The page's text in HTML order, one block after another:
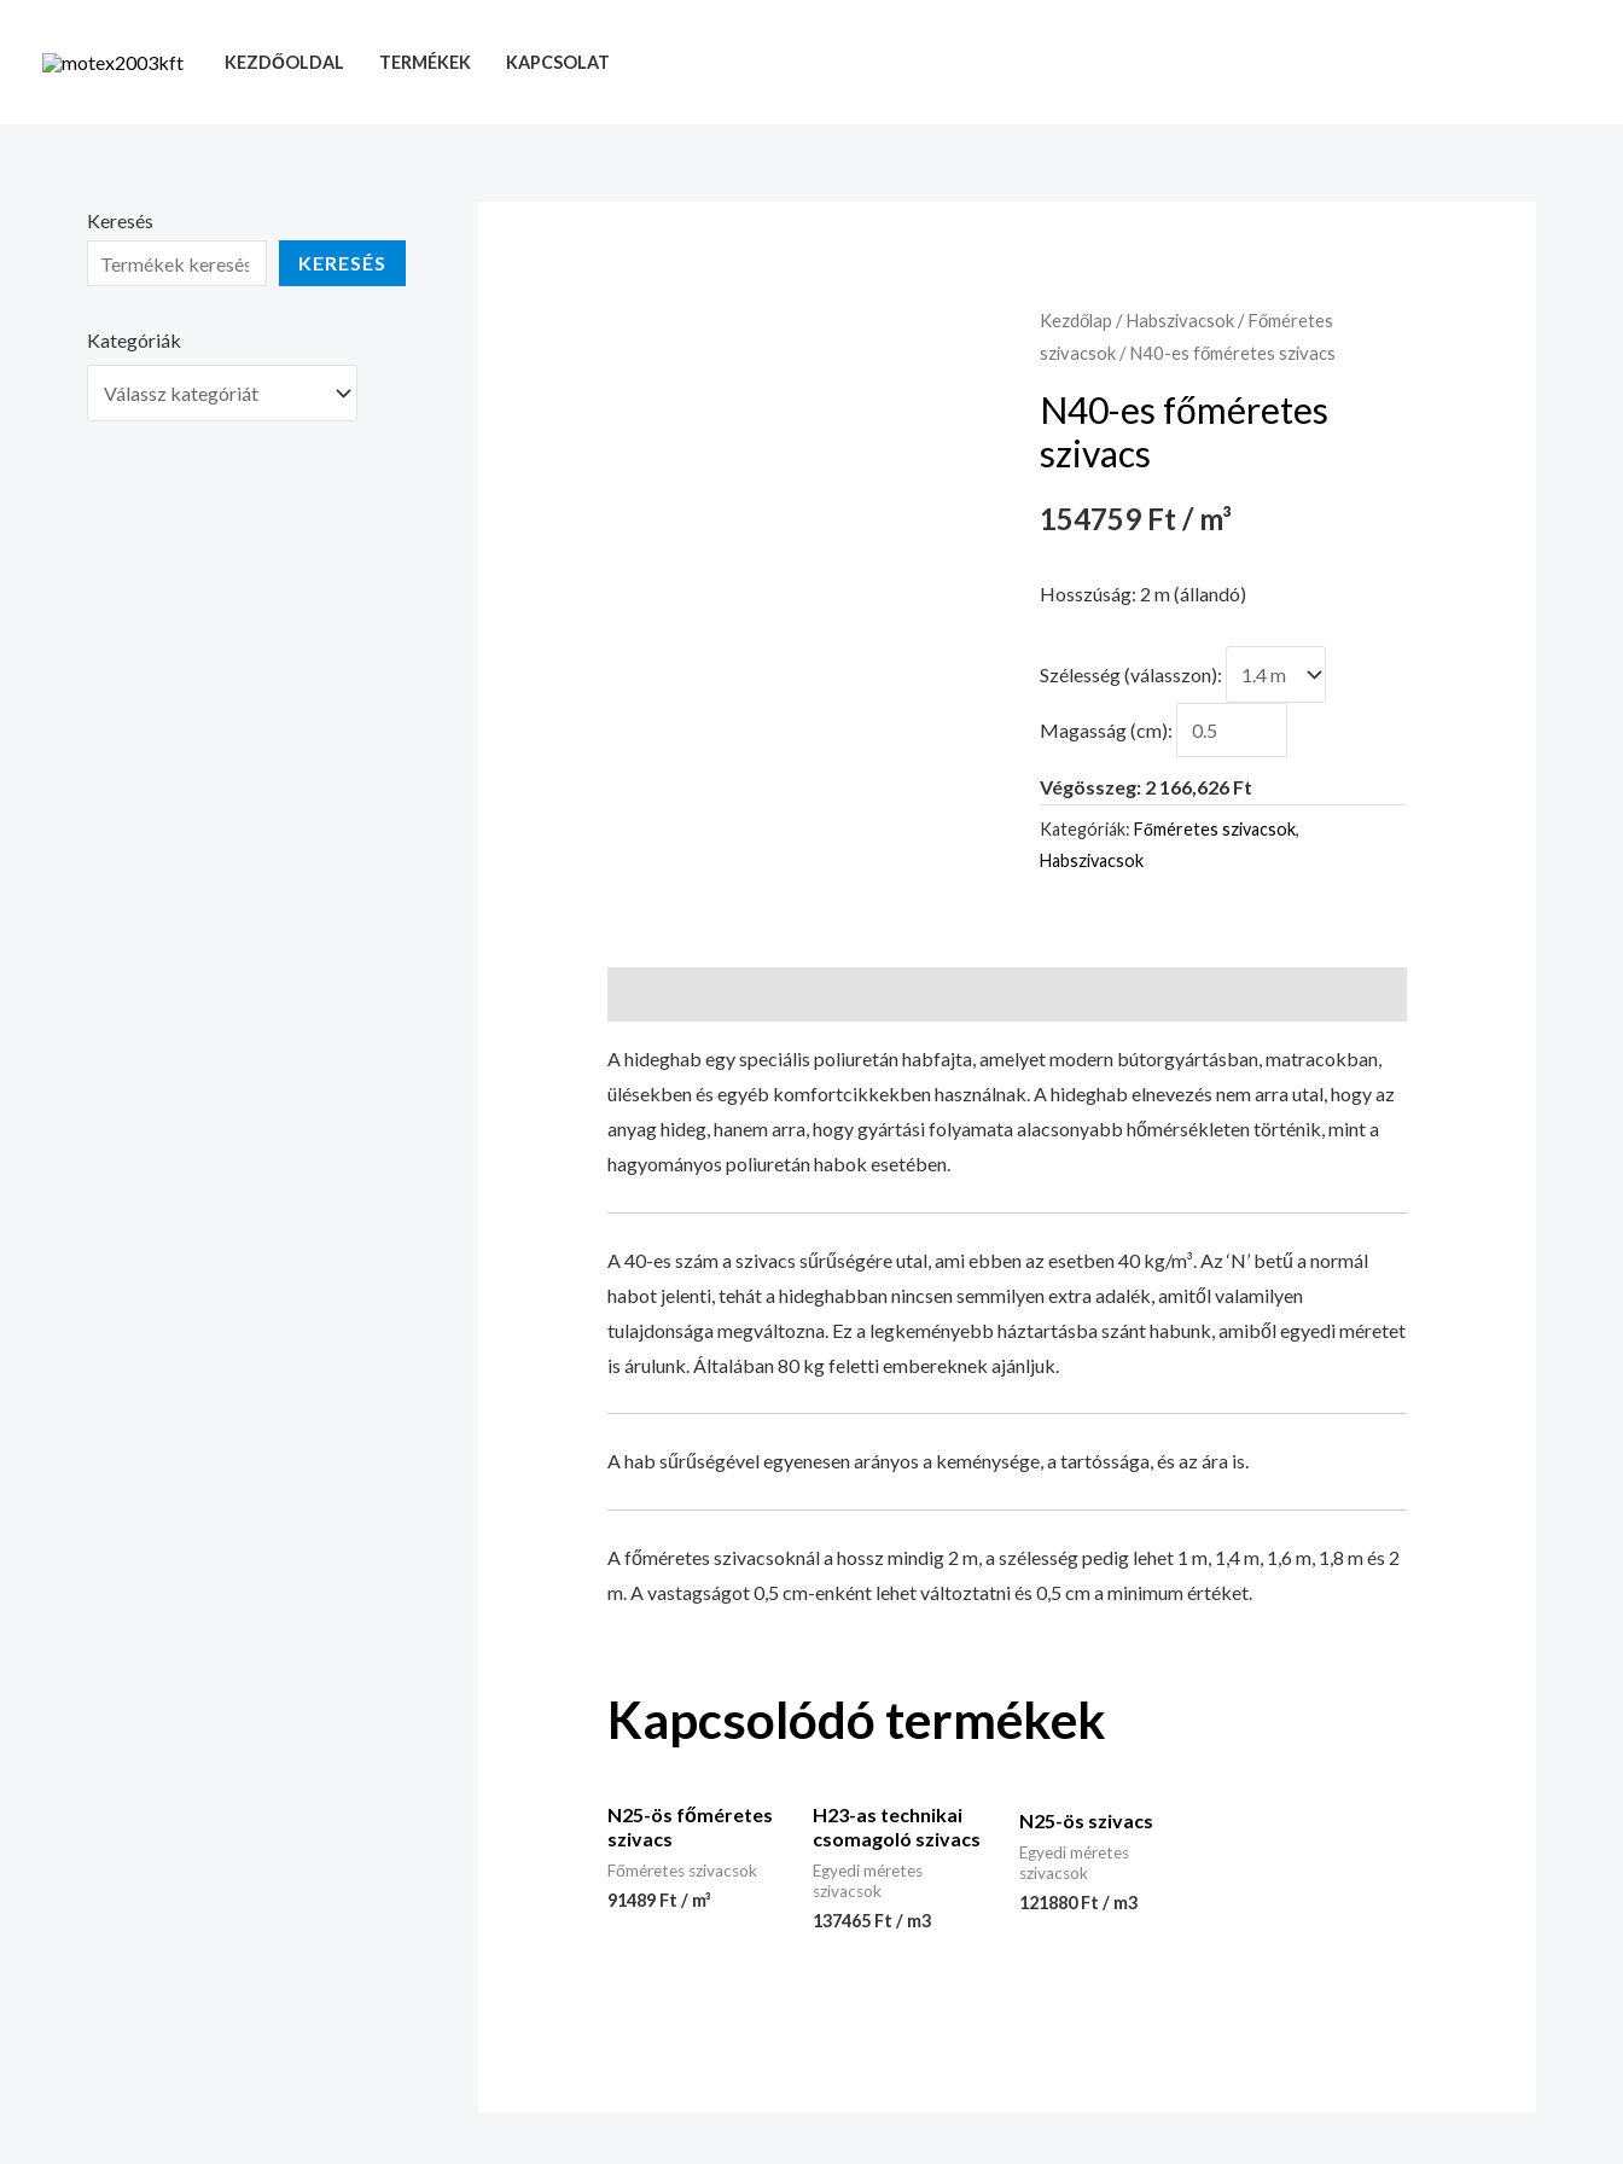
KEZDŐOLDAL TERMÉKEK KAPCSOLAT
Keresés
KERESÉS
Kategóriák
Kezdőlap /Habszivacsok/Főméretes
szivacsok/ N40-es főméretes szivacs
N40-es főméretes
szivacs
154759 Ft / m³
Hosszúság: 2 m (állandó)
Szélesség (válasszon):
Magasság (cm):
Végösszeg: 2 166,626 Ft
Kategóriák: Főméretes szivacsok,
Habszivacsok
A hideghab egy speciális poliuretán habfajta, amelyet modern bútorgyártásban, matracokban,
ülésekben és egyéb komfortcikkekben használnak. A hideghab elnevezés nem arra utal, hogy az
anyag hideg, hanem arra, hogy gyártási folyamata alacsonyabb hőmérsékleten történik, mint a
hagyományos poliuretán habok esetében.
A 40-es szám a szivacs sűrűségére utal, ami ebben az esetben 40 kg/m³. Az ‘N’ betű a normál
habot jelenti, tehát a hideghabban nincsen semmilyen extra adalék, amitől valamilyen
tulajdonsága megváltozna. Ez a legkeményebb háztartásba szánt habunk, amiből egyedi méretet
is árulunk. Általában 80 kg feletti embereknek ajánljuk.
A hab sűrűségével egyenesen arányos a keménysége, a tartóssága, és az ára is.
A főméretes szivacsoknál a hossz mindig 2 m, a szélesség pedig lehet 1 m, 1,4 m, 1,6 m, 1,8 m és 2
m. A vastagságot 0,5 cm-enként lehet változtatni és 0,5 cm a minimum értéket.
Kapcsolódó termékek
N25-ös főméretes
szivacs
Főméretes szivacsok
91489 Ft / m³
H23-as technikai
csomagoló szivacs
Egyedi méretes
szivacsok
137465 Ft / m3
N25-ös szivacs
Egyedi méretes
szivacsok
121880 Ft / m3